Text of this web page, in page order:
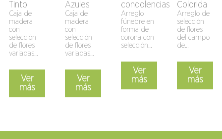
Tinto
Caja de
madera
con
selección
de flores
variadas…
Ver
más
Azules
Caja de
madera
con
selección
de flores
variadas…
Ver
más
condolencias
Arreglo
fúnebre en
forma de
corona con
selección…
Ver
más
Colorida
Arreglo de
selección
de flores
del campo
de…
Ver
más